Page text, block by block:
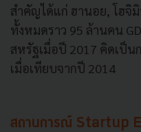
สำคัญได้แก่ ฮานอย, โฮจิ
ทั้งหมดราว 95 ล้านคน
สหรัฐเมื่อปี 2017 คิดเป็น
เมื่อเทียบจากปี 2014
สถานการณ์ Startup